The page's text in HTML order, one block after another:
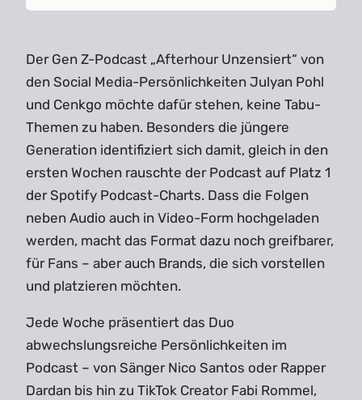
Der Gen Z-Podcast „Afterhour Unzensiert“ von
den Social Media-Persönlichkeiten Julyan Pohl
und Cenkgo möchte dafür stehen, keine Tabu-
Themen zu haben. Besonders die jüngere
Generation identifiziert sich damit, gleich in den
ersten Wochen rauschte der Podcast auf Platz 1
der Spotify Podcast-Charts. Dass die Folgen
neben Audio auch in Video-Form hochgeladen
werden, macht das Format dazu noch greifbarer,
für Fans – aber auch Brands, die sich vorstellen
und platzieren möchten.
Jede Woche präsentiert das Duo
abwechslungsreiche Persönlichkeiten im
Podcast – von Sänger Nico Santos oder Rapper
Dardan bis hin zu TikTok Creator Fabi Rommel,